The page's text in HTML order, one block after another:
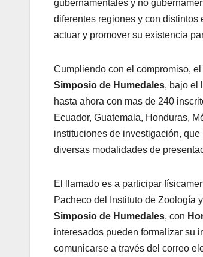
gubernamentales y no
diferentes regiones y con
actuar y promover su existencia
Cumpliendo con el compromiso,
Simposio de Humedales, bajo el
hasta ahora con mas de 240
Ecuador, Guatemala, Honduras,
instituciones de investigación,
diversas modalidades de
El llamado es a participar
Pacheco del Instituto de Zoología
Simposio de Humedales, con
interesados pueden formalizar su
comunicarse a través del correo